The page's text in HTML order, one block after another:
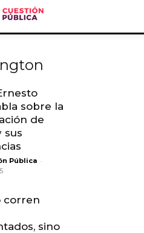
sobre la
de
sus
Pública -
corren
sino